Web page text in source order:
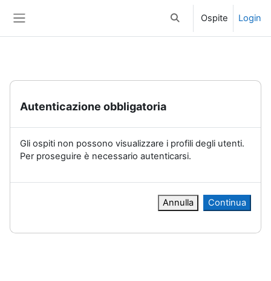
Attiva/disattiva input di
Ospite Login
Autenticazione obbligatoria
Gli ospiti non possono visualizzare i profili degli utenti.
Per proseguire è necessario autenticarsi.
Annulla Continua